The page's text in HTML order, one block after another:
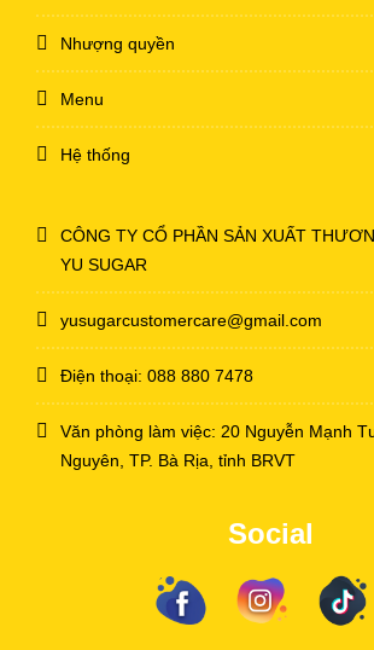
Nhượng quyền
Menu
Hệ thống
CÔNG TY CỔ PHẦN SẢN XUẤT
YU SUGAR
yusugarcustomercare@gmail.com
Điện thoại: 088 880 7478
Văn phòng làm việc: 20 Nguyễn Mạnh
Nguyên, TP. Bà Rịa, tỉnh BRVT
Social